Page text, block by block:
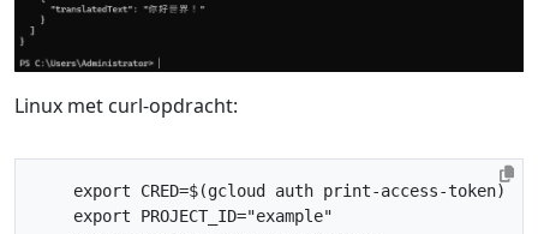
Linux met curl-opdracht:
export CRED=$(gcloud auth print-access-token)
export
PROJECT_ID="example"